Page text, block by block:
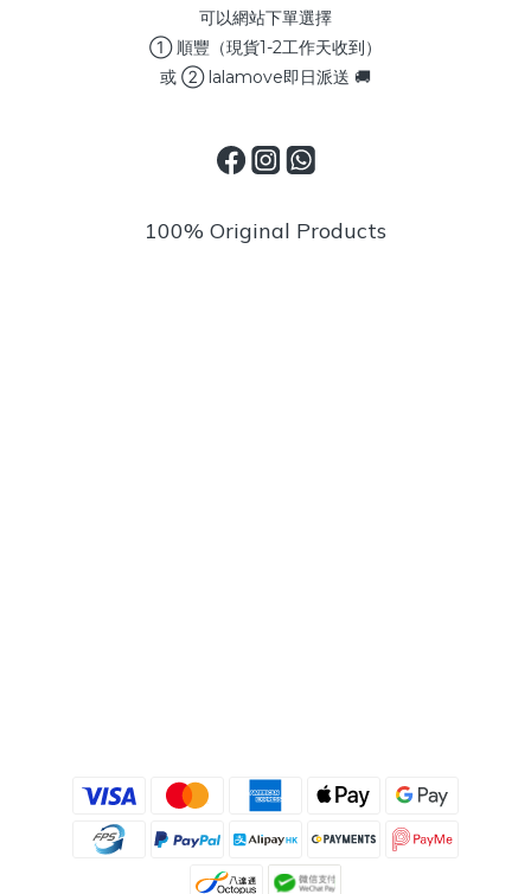
可以網站下單選擇
① 順豐（現貨1-2工作天收到）
或 ② lalamove即日派送 🚚
100% Original Products